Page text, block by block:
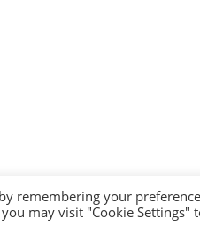
- Todos os Direitos
remembering your
may visit "Cookie